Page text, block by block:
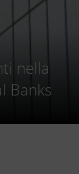
nella
Banks